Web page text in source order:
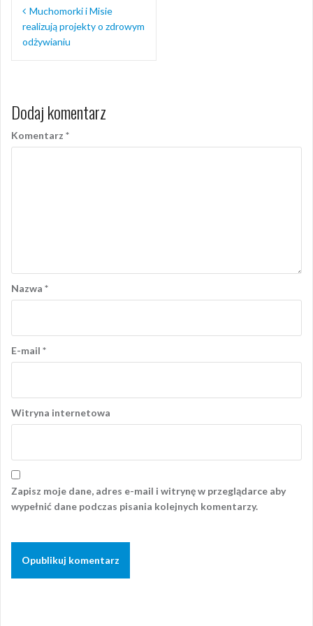
wpisu
Muchomorki i Misie
realizują projekty o zdrowym
odżywianiu
Dodaj komentarz
Komentarz *
Nazwa *
E-mail *
Witryna internetowa
Zapisz moje dane, adres e-mail i witrynę w przeglądarce aby
wypełnić dane podczas pisania kolejnych komentarzy.